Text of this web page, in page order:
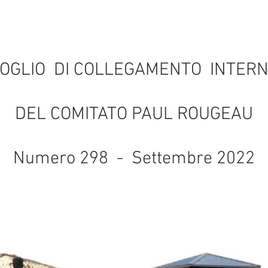
DI COLLEGAMENTO
DEL COMITATO PAUL ROUGEAU
Numero 298 - Settembre 2022